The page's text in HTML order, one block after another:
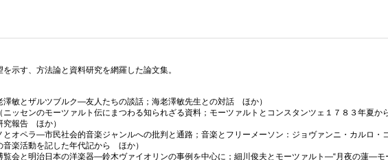
示す、方法論と資料研究を網羅した論文集。
敏とザルツブルク—友人たちの談話；海老澤敏先生との対話 ほか）
ッセンのモーツァルト伝にまつわる知られざる資料；モーツァルトとコンスタンツェ１７８３年夏か
究報告 ほか）
オペラ—市民社会的音楽ジャンルへの批判と通路；音楽とフリーメーソン：ジョヴァンニ・カルロ・
楽活動を記した年代記から ほか）
会と明治日本の洋楽器—鈴木ヴァイオリンの事例を中心に；細川俊夫とモーツァルト—“月夜の蓮—モ